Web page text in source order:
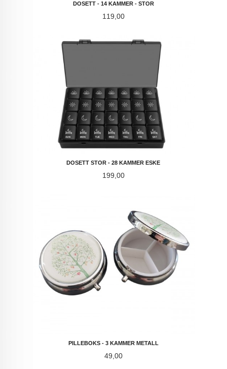
DOSETT - 14 KAMMER - STOR
Pris
119,00
DOSETT STOR - 28 KAMMER ESKE
Pris
199,00
PILLEBOKS - 3 KAMMER METALL
Pris
49,00